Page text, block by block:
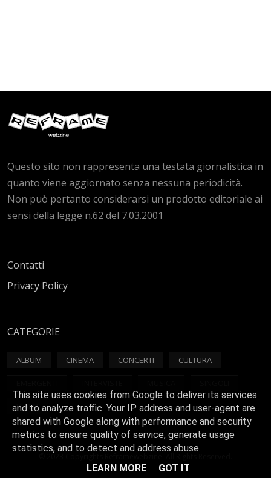
Questo sito non rappresenta una testata giornalistica in
quanto viene aggiornato senza nessuna periodicità.
Non può pertanto considerarsi un prodotto editoriale ai
sensi della legge n.62 del 7.03.2001
Contatti
Privacy Policy
CATEGORIE
ALBUM CINEMA CONCERTI CULTURA
VIDEO
This site uses cookies from Google to deliver its services
and to analyze traffic. Your IP address and user-agent are
shared with Google along with performance and security
metrics to ensure quality of service, generate usage
statistics, and to detect and address abuse.
LEARN MORE
GOT IT